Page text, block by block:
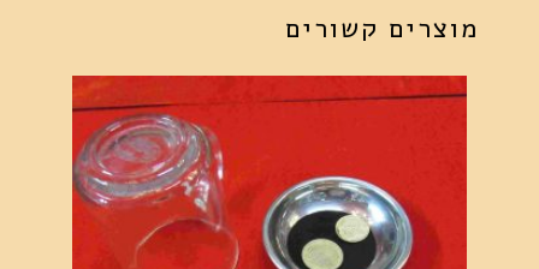
מוצרים קשורים